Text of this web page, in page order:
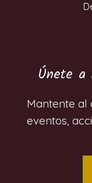
Únete a
Mantente al
eventos,